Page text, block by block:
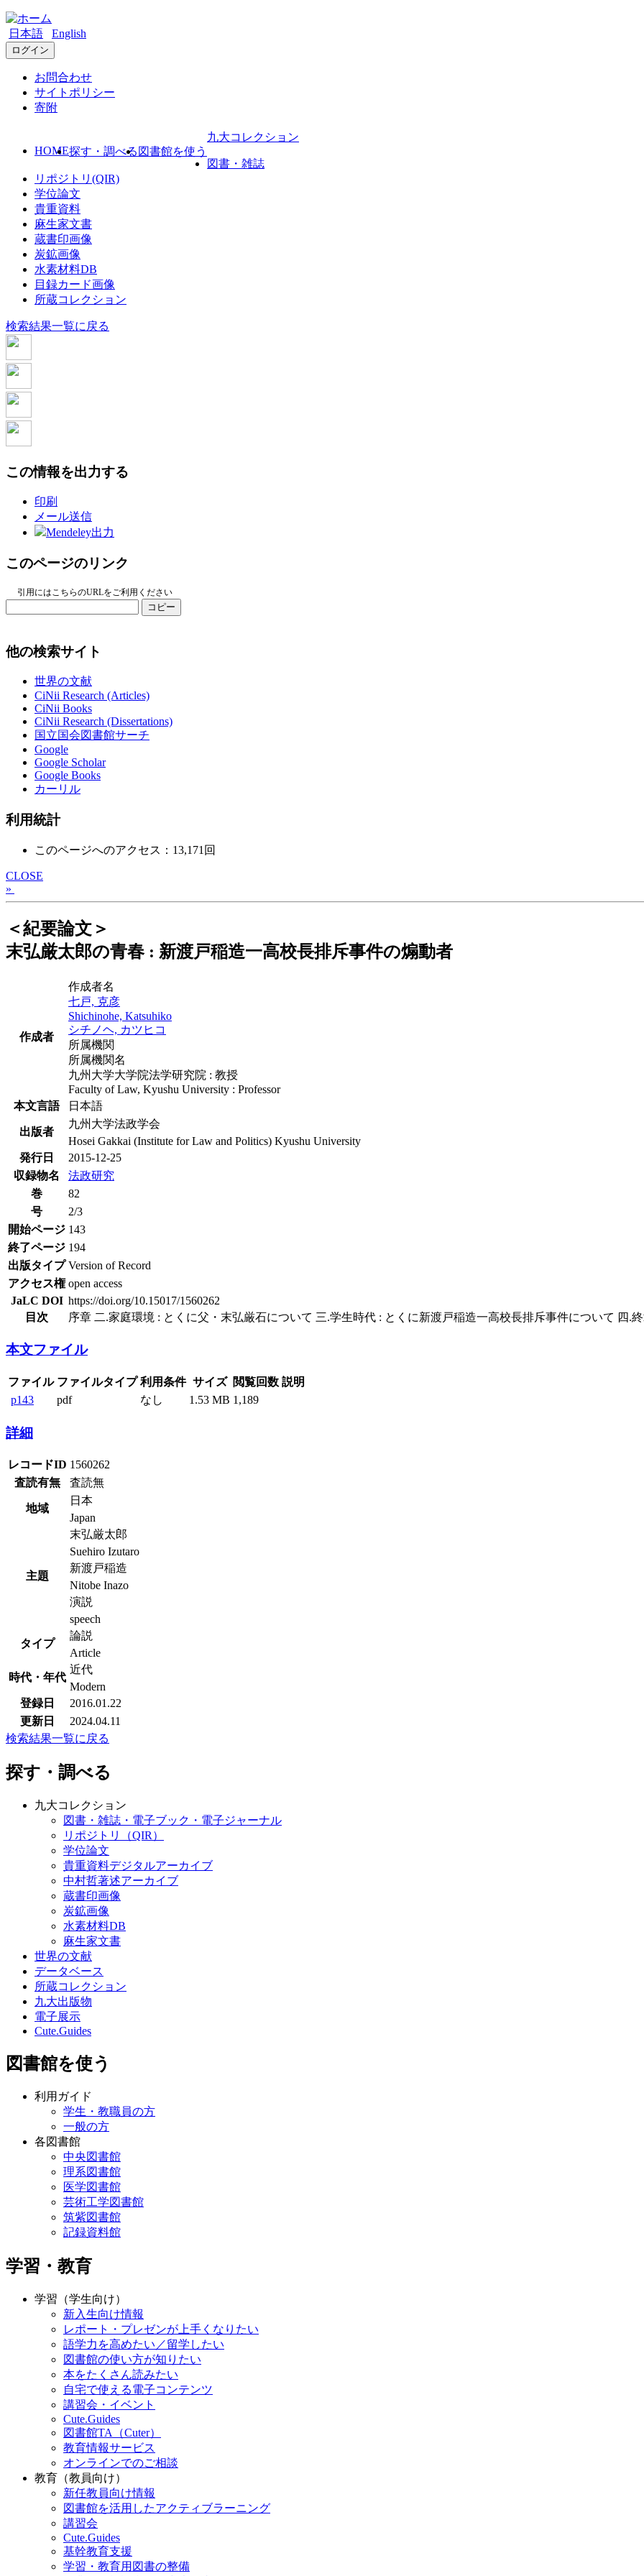
日本語 English
ログイン
お問合わせ
サイトポリシー
寄附
HOME探す・調べる 図書館を使う
九大コレクション
図書・雑誌
リポジトリ(QIR)
学位論文
貴重資料
麻生家文書
蔵書印画像
炭鉱画像
水素材料DB
目録カード画像
所蔵コレクション
検索結果一覧に戻る
この情報を出力する
印刷
メール送信
Mendeley出力
このページのリンク
引用にはこちらのURLをご利用ください
コピー
他の検索サイト
世界の文献
CiNii Research (Articles)
CiNii Books
CiNii Research (Dissertations)
国立国会図書館サーチ
Google
Google Scholar
Google Books
カーリル
利用統計
このページへのアクセス：13,171回
CLOSE
»
＜紀要論文＞
末弘厳太郎の青春 : 新渡戸稲造一高校長排斥事件の煽動者
作成者
作成者名
七戸, 克彦
Shichinohe, Katsuhiko
シチノヘ, カツヒコ
所属機関
所属機関名
九州大学大学院法学研究院 : 教授
Faculty of Law, Kyushu University : Professor
本文言語
日本語
出版者
九州大学法政学会
Hosei Gakkai (Institute for Law and Politics) Kyushu University
発行日
2015-12-25
収録物名
法政研究
巻
82
号
2/3
開始ページ 143
終了ページ 194
出版タイプ Version of Record
アクセス権 open access
JaLC DOI https://doi.org/10.15017/1560262
目次
序章 二.家庭環境 : とくに父・末弘厳石について 三.学生時代 : とくに新渡戸稲造一高校長排斥事件について 四.
本文ファイル
ファイル ファイルタイプ 利用条件 サイズ 閲覧回数 説明
p143
pdf なし 1.53 MB 1,189
詳細
レコードID 1560262
査読有無
査読無
地域
日本
Japan
主題
末弘厳太郎
Suehiro Izutaro
新渡戸稲造
Nitobe Inazo
演説
speech
タイプ
論説
Article
時代・年代
近代
Modern
登録日
2016.01.22
更新日
2024.04.11
検索結果一覧に戻る
探す・調べる
九大コレクション
図書・雑誌・電子ブック・電子ジャーナル
リポジトリ（QIR）
学位論文
貴重資料デジタルアーカイブ
中村哲著述アーカイブ
蔵書印画像
炭鉱画像
水素材料DB
麻生家文書
世界の文献
データベース
所蔵コレクション
九大出版物
電子展示
Cute.Guides
図書館を使う
利用ガイド
学生・教職員の方
一般の方
各図書館
中央図書館
理系図書館
医学図書館
芸術工学図書館
筑紫図書館
記録資料館
学習・教育
学習（学生向け）
新入生向け情報
レポート・プレゼンが上手くなりたい
語学力を高めたい／留学したい
図書館の使い方が知りたい
本をたくさん読みたい
自宅で使える電子コンテンツ
講習会・イベント
Cute.Guides
図書館TA（Cuter）
教育情報サービス
オンラインでのご相談
教育（教員向け）
新任教員向け情報
図書館を活用したアクティブラーニング
講習会
Cute.Guides
基幹教育支援
学習・教育用図書の整備